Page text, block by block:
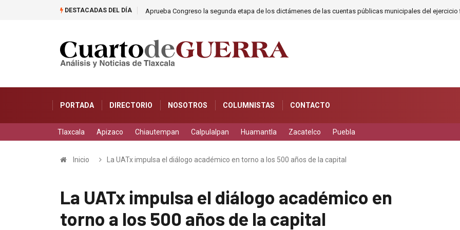
DESTACADAS DEL DÍA Aprueba Congreso la segunda etapa de los dictámenes de las cuentas públicas municipales del ejercicio
PORTADA DIRECTORIO NOSOTROS COLUMNISTAS CONTACTO
Tlaxcala Apizaco Chiautempan Calpulalpan Huamantla Zacatelco Puebla
Inicio La UATx impulsa el diálogo académico en torno a los 500 años de la capital
La UATx impulsa el diálogo académico en
torno a los 500 años de la capital